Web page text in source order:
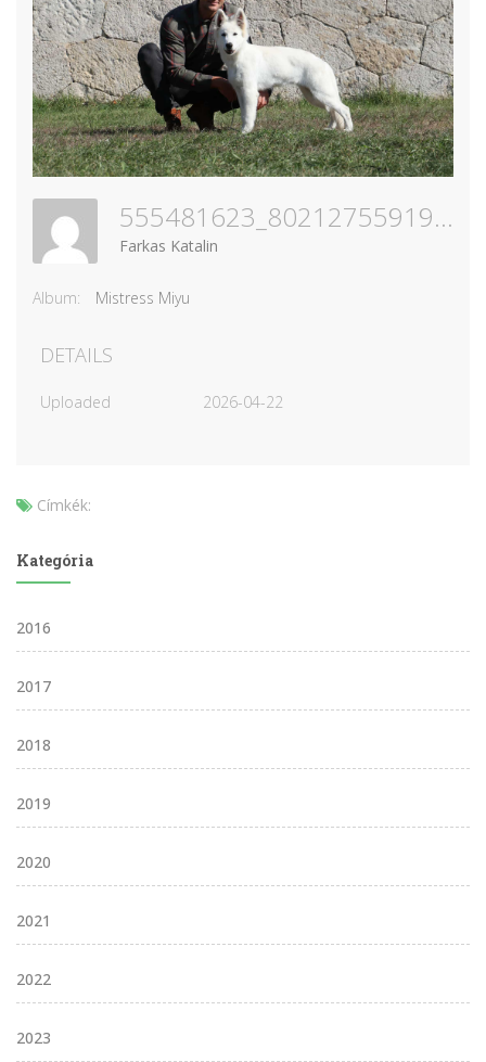
555481623_802127559191460_2108389487383155066_n
Farkas Katalin
Album: Mistress Miyu
DETAILS
Uploaded 2026-04-22
Címkék:
Kategória
2016
2017
2018
2019
2020
2021
2022
2023